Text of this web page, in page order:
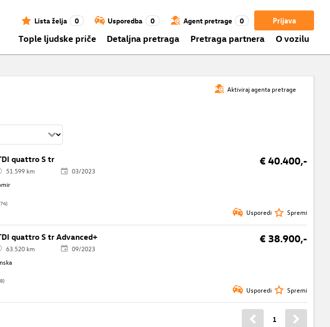
Prijava
Lista želja 0 Usporedba 0 Agent pretrage 0
Tople ljudske priče Detaljna pretraga Pretraga partnera O vozilu
Aktiviraj agenta pretrage
quattro S tr € 40.400,-
51.599 km
03/2023
Usporedi Spremi
quattro S tr Advanced+ € 38.900,-
63.520 km
09/2023
Usporedi Spremi
1